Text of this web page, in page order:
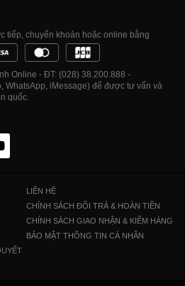
tiếp, chuyển khoản hoặc online bằng
Online - ĐT: (028) 38.200.888 -
WhatsApp, iMessage) để được tư vấn và
quốc.
LIÊN HỆ
CHÍNH SÁCH ĐỔI TRẢ & HOÀN TIỀN
CHÍNH SÁCH GIAO NHẬN & KIỂM HÀNG
BẢO MẬT THÔNG TIN CÁ NHÂN